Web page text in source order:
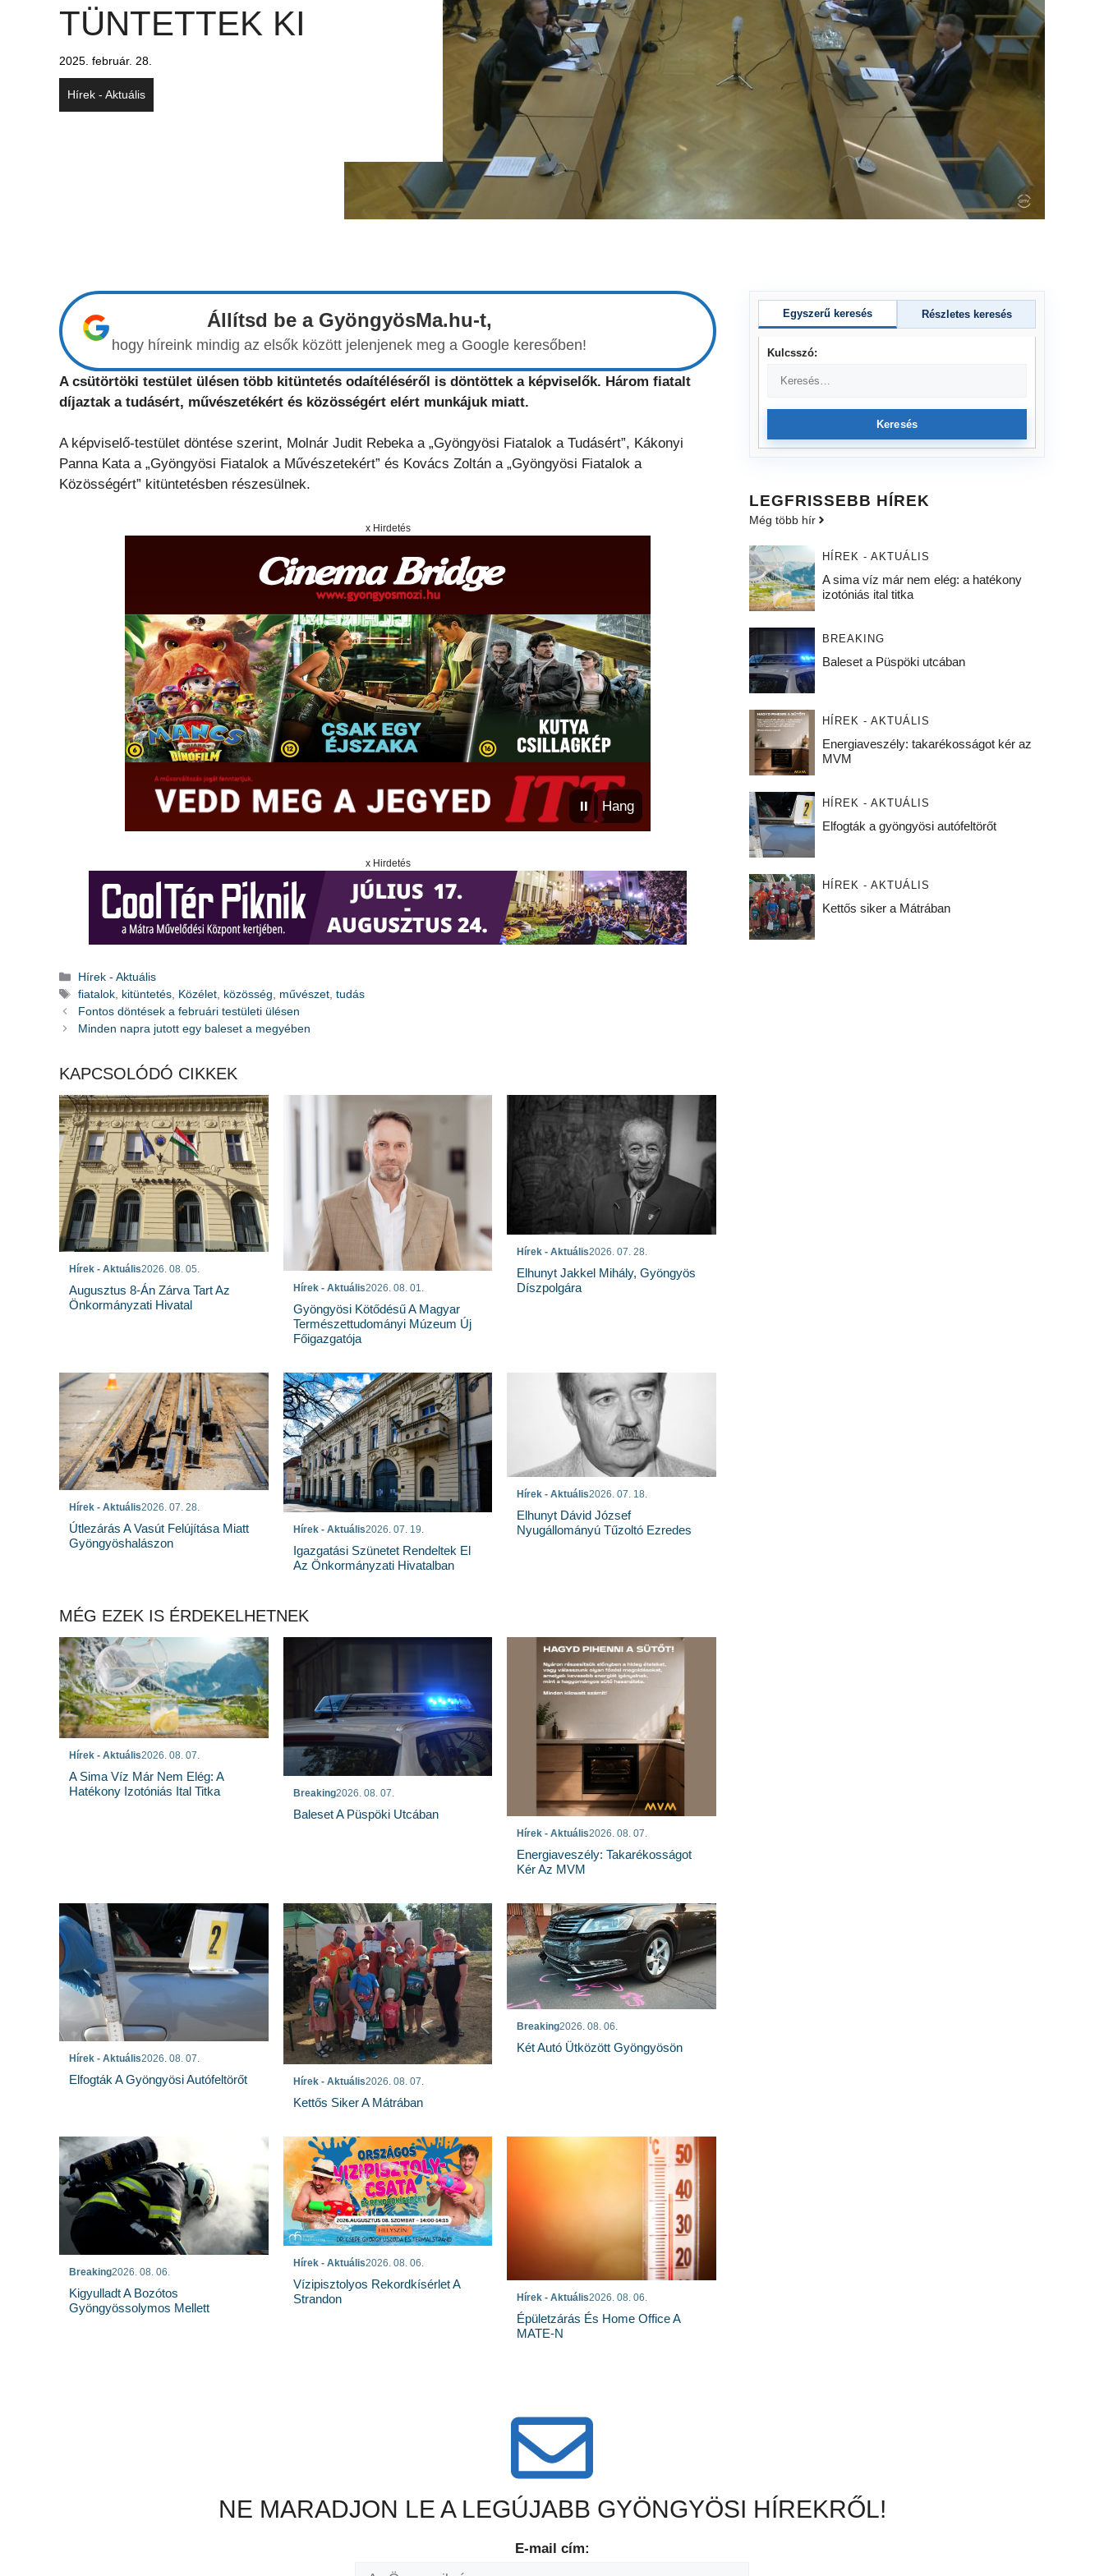
TÜNTETTEK KI
2025. február. 28.
Hírek - Aktuális
Állítsd be a GyöngyösMa.hu-t,
hogy híreink mindig az elsők között jelenjenek meg a Google keresőben!
A csütörtöki testület ülésen több kitüntetés odaítéléséről is döntöttek a képviselők. Három fiatalt
díjaztak a tudásért, művészetékért és közösségért elért munkájuk miatt.
A képviselő-testület döntése szerint, Molnár Judit Rebeka a „Gyöngyösi Fiatalok a Tudásért”, Kákonyi
Panna Kata a „Gyöngyösi Fiatalok a Művészetekért” és Kovács Zoltán a „Gyöngyösi Fiatalok a
Közösségért” kitüntetésben részesülnek.
x Hirdetés
⏸ Hang
x Hirdetés
Kategória
Hírek - Aktuális
Címkék
fiatalok, kitüntetés, Közélet, közösség, művészet,tudás
Fontos döntések a februári testületi ülésen
Minden napra jutott egy baleset a megyében
KAPCSOLÓDÓ CIKKEK
Hírek - Aktuális2026. 08. 05.
Augusztus 8-Án Zárva Tart Az
Önkormányzati Hivatal
Hírek - Aktuális2026. 08. 01.
Gyöngyösi Kötődésű A Magyar
Természettudományi Múzeum Új
Főigazgatója
Hírek - Aktuális2026. 07. 28.
Elhunyt Jakkel Mihály, Gyöngyös
Díszpolgára
Hírek - Aktuális2026. 07. 28.
Útlezárás A Vasút Felújítása Miatt
Gyöngyöshalászon
Hírek - Aktuális2026. 07. 19.
Igazgatási Szünetet Rendeltek El
Az Önkormányzati Hivatalban
Hírek - Aktuális2026. 07. 18.
Elhunyt Dávid József
Nyugállományú Tűzoltó Ezredes
MÉG EZEK IS ÉRDEKELHETNEK
Hírek - Aktuális2026. 08. 07.
A Sima Víz Már Nem Elég: A
Hatékony Izotóniás Ital Titka
Breaking2026. 08. 07.
Baleset A Püspöki Utcában
Hírek - Aktuális2026. 08. 07.
Energiaveszély: Takarékosságot
Kér Az MVM
Hírek - Aktuális2026. 08. 07.
Elfogták A Gyöngyösi Autófeltörőt Hírek - Aktuális2026. 08. 07.
Kettős Siker A Mátrában
Breaking2026. 08. 06.
Két Autó Ütközött Gyöngyösön
Breaking2026. 08. 06.
Kigyulladt A Bozótos
Gyöngyössolymos Mellett
Hírek - Aktuális2026. 08. 06.
Vízipisztolyos Rekordkísérlet A
Strandon
Hírek - Aktuális2026. 08. 06.
Épületzárás És Home Office A
MATE-N
Egyszerű keresés Részletes keresés
Kulcsszó:
Keresés
LEGFRISSEBB HÍREK
Még több hír
HÍREK - AKTUÁLIS
A sima víz már nem elég: a hatékony
izotóniás ital titka
BREAKING
Baleset a Püspöki utcában
HÍREK - AKTUÁLIS
Energiaveszély: takarékosságot kér az
MVM
HÍREK - AKTUÁLIS
Elfogták a gyöngyösi autófeltörőt
HÍREK - AKTUÁLIS
Kettős siker a Mátrában
NE MARADJON LE A LEGÚJABB GYÖNGYÖSI HÍREKRŐL!
E-mail cím: